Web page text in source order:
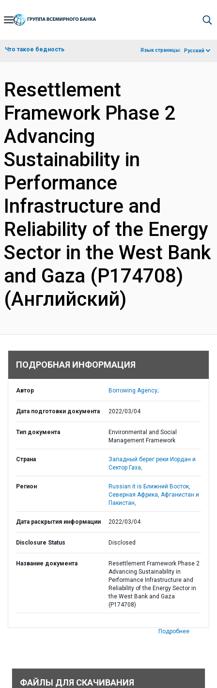
Skip
Navigation
Что такое бедность Язык страницы: Русский
Resettlement
Framework Phase 2
Advancing
Sustainability in
Performance
Infrastructure and
Reliability of the Energy
Sector in the West Bank
and Gaza (P174708)
(Английский)
ПОДРОБНАЯ ИНФОРМАЦИЯ
Автор Borrowing Agency;
Дата подготовки документа 2022/03/04
Тип документа
Environmental and Social
Management Framework
Страна
Западный берег реки Иордан и
Сектор Газа,
Регион
Russian it is Ближний Восток,
Северная Африка, Афганистан и
Пакистан,
Дата раскрытия информации 2022/03/04
Disclosure Status Disclosed
Название документа
Resettlement Framework Phase 2
Advancing Sustainability in
Performance Infrastructure and
Reliability of the Energy Sector in
the West Bank and Gaza
(P174708)
Подробнее
ФАЙЛЫ ДЛЯ СКАЧИВАНИЯ